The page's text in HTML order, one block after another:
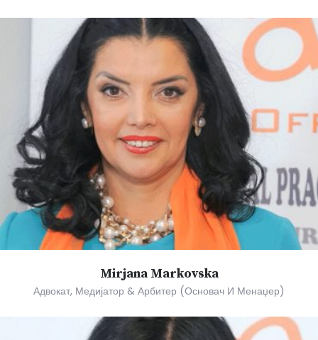
Mirjana Markovska
Адвокат, Медијатор & Арбитер (основач И Менаџер)